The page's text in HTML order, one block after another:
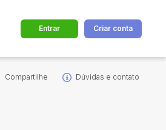
Entrar Criar conta
Compartilhe Dúvidas e contato